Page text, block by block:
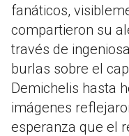
fanáticos,
compartieron su
través de
burlas sobre el
Demichelis hasta
imágenes
esperanza que el